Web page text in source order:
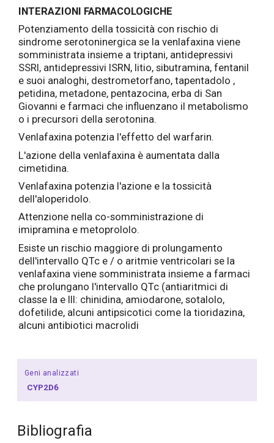
INTERAZIONI FARMACOLOGICHE
Potenziamento della tossicità con rischio di
sindrome serotoninergica se la venlafaxina viene
somministrata insieme a triptani, antidepressivi
SSRI, antidepressivi ISRN, litio, sibutramina, fentanil
e suoi analoghi, destrometorfano, tapentadolo ,
petidina, metadone, pentazocina, erba di San
Giovanni e farmaci che influenzano il metabolismo
o i precursori della serotonina.
Venlafaxina potenzia l'effetto del warfarin.
L'azione della venlafaxina è aumentata dalla
cimetidina.
Venlafaxina potenzia l'azione e la tossicità
dell'aloperidolo.
Attenzione nella co-somministrazione di
imipramina e metoprololo.
Esiste un rischio maggiore di prolungamento
dell'intervallo QTc e / o aritmie ventricolari se la
venlafaxina viene somministrata insieme a farmaci
che prolungano l'intervallo QTc (antiaritmici di
classe Ia e III: chinidina, amiodarone, sotalolo,
dofetilide, alcuni antipsicotici come la tioridazina,
alcuni antibiotici macrolidi
Geni analizzati
CYP2D6
Bibliografia